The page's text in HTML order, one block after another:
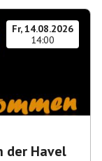
Fr, 14.08.2026
14:00
der Havel